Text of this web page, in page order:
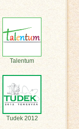
Talentum
Tudek 2012